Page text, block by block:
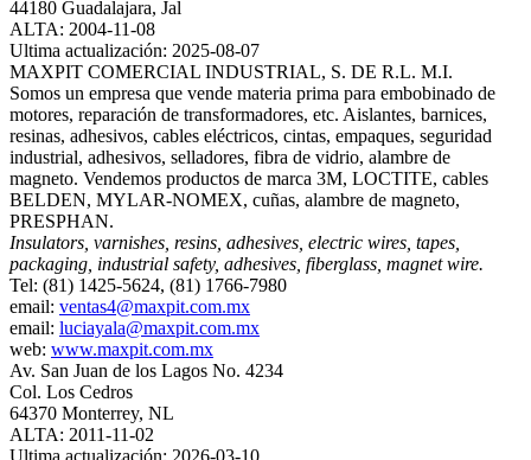
44180 Guadalajara, Jal
ALTA: 2004-11-08
Ultima actualización: 2025-08-07
MAXPIT COMERCIAL INDUSTRIAL, S. DE R.L. M.I.
Somos un empresa que vende materia prima para embobinado de
motores, reparación de transformadores, etc. Aislantes, barnices,
resinas, adhesivos, cables eléctricos, cintas, empaques, seguridad
industrial, adhesivos, selladores, fibra de vidrio, alambre de
magneto. Vendemos productos de marca 3M, LOCTITE, cables
BELDEN, MYLAR-NOMEX, cuñas, alambre de magneto,
PRESPHAN.
Insulators, varnishes, resins, adhesives, electric wires, tapes,
packaging, industrial safety, adhesives, fiberglass, magnet wire.
Tel: (81) 1425-5624, (81) 1766-7980
email: ventas4@maxpit.com.mx
email: luciayala@maxpit.com.mx
web: www.maxpit.com.mx
Av. San Juan de los Lagos No. 4234
Col. Los Cedros
64370 Monterrey, NL
ALTA: 2011-11-02
Ultima actualización: 2026-03-10